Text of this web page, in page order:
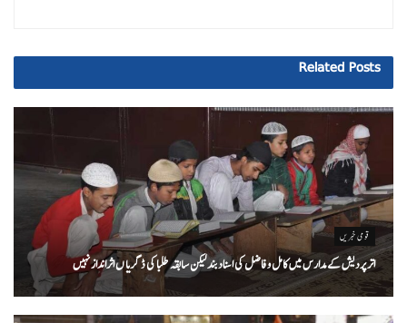
Related Posts
قومی خبریں
اتر پردیش کےمدارس میں کامل و فاضل کی اسناد بند لیکن سابقہ طلبا کی ڈگریا ں اثرانداز نہیں